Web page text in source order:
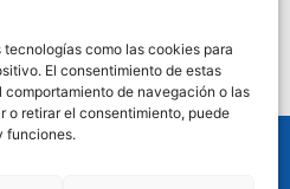
como las cookies para
El consentimiento de estas
de navegación o las
o retirar el consentimiento, puede
funciones.